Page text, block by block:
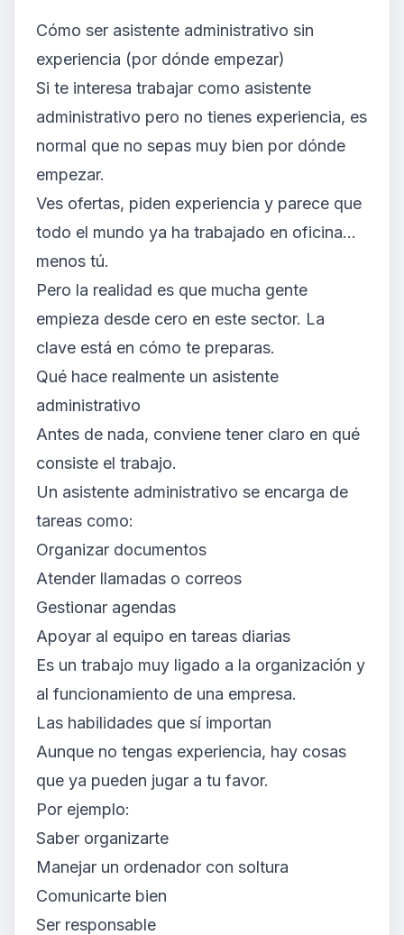
Cómo ser asistente administrativo sin
experiencia (por dónde empezar)
Si te interesa trabajar como asistente
administrativo pero no tienes experiencia, es
normal que no sepas muy bien por dónde
empezar.
Ves ofertas, piden experiencia y parece que
todo el mundo ya ha trabajado en oficina…
menos tú.
Pero la realidad es que mucha gente
empieza desde cero en este sector. La
clave está en cómo te preparas.
Qué hace realmente un asistente
administrativo
Antes de nada, conviene tener claro en qué
consiste el trabajo.
Un asistente administrativo se encarga de
tareas como:
Organizar documentos
Atender llamadas o correos
Gestionar agendas
Apoyar al equipo en tareas diarias
Es un trabajo muy ligado a la organización y
al funcionamiento de una empresa.
Las habilidades que sí importan
Aunque no tengas experiencia, hay cosas
que ya pueden jugar a tu favor.
Por ejemplo:
Saber organizarte
Manejar un ordenador con soltura
Comunicarte bien
Ser responsable